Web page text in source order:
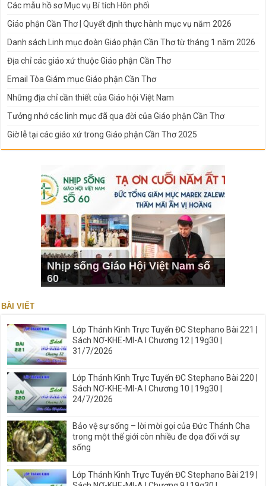
Các mẫu hồ sơ Mục vụ Bí tích Hôn phối
Giáo phận Cần Thơ | Quyết định thực hành mục vụ năm 2026
Danh sách Linh mục đoàn Giáo phận Cần Thơ từ tháng 1 năm 2026
Địa chỉ các giáo xứ thuộc Giáo phận Cần Thơ
Email Tòa Giám mục Giáo phận Cần Thơ
Những địa chỉ cần thiết của Giáo hội Việt Nam
Tưởng nhớ các linh mục đã qua đời của Giáo phận Cần Thơ
Giờ lễ tại các giáo xứ trong Giáo phận Cần Thơ 2025
Nhịp sống Giáo Hội Việt Nam số
60
BÀI VIẾT
Lớp Thánh Kinh Trực Tuyến ĐC Stephano Bài 221 |
Sách NƠ-KHE-MI-A I Chương 12 | 19g30 |
31/7/2026
Lớp Thánh Kinh Trực Tuyến ĐC Stephano Bài 220 |
Sách NƠ-KHE-MI-A I Chương 10 | 19g30 |
24/7/2026
Bảo vệ sự sống – lời mời gọi của Đức Thánh Cha
trong một thế giới còn nhiều đe dọa đối với sự
sống
Lớp Thánh Kinh Trực Tuyến ĐC Stephano Bài 219 |